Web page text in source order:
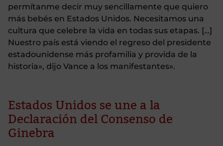
permítanme decir muy sencillamente que quiero
más bebés en Estados Unidos. Necesitamos una
cultura que celebre la vida en todas sus etapas. […]
Nuestro país está viendo el regreso del presidente
estadounidense más profamilia y provida de la
historia», dijo Vance a los manifestantes».
Estados Unidos se une a la
Declaración del Consenso de
Ginebra